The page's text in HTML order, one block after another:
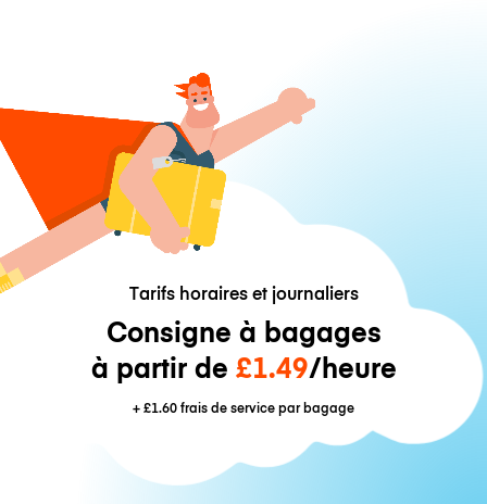
Tarifs horaires et journaliers
Consigne à bagages
à partir de £1.49/heure
+£1.60frais de service par bagage